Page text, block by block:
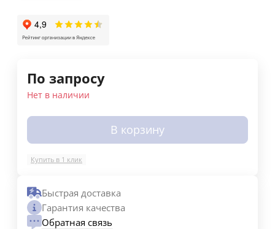
По запросу
Нет в наличии
В корзину
Купить в 1 клик
Быстрая доставка
Гарантия качества
Обратная связь